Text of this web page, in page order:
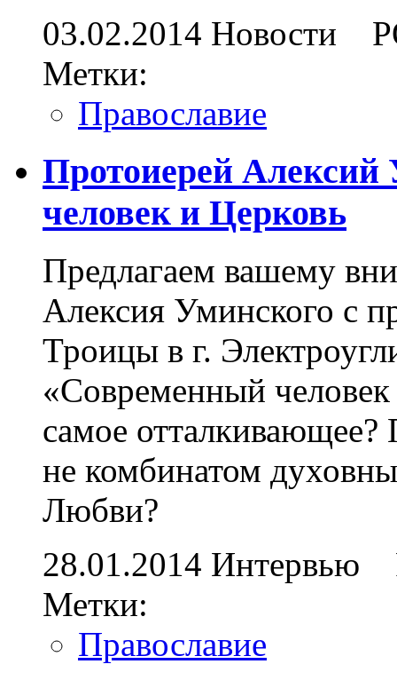
03.02.2014 Новости
Метки:
Православие
Протоиерей
человек и Церковь
Предлагаем вашему
Алексия Уминского с
Троицы в г.
«Современный
самое
не комбинатом
Любви?
28.01.2014 Интервью
Метки:
Православие